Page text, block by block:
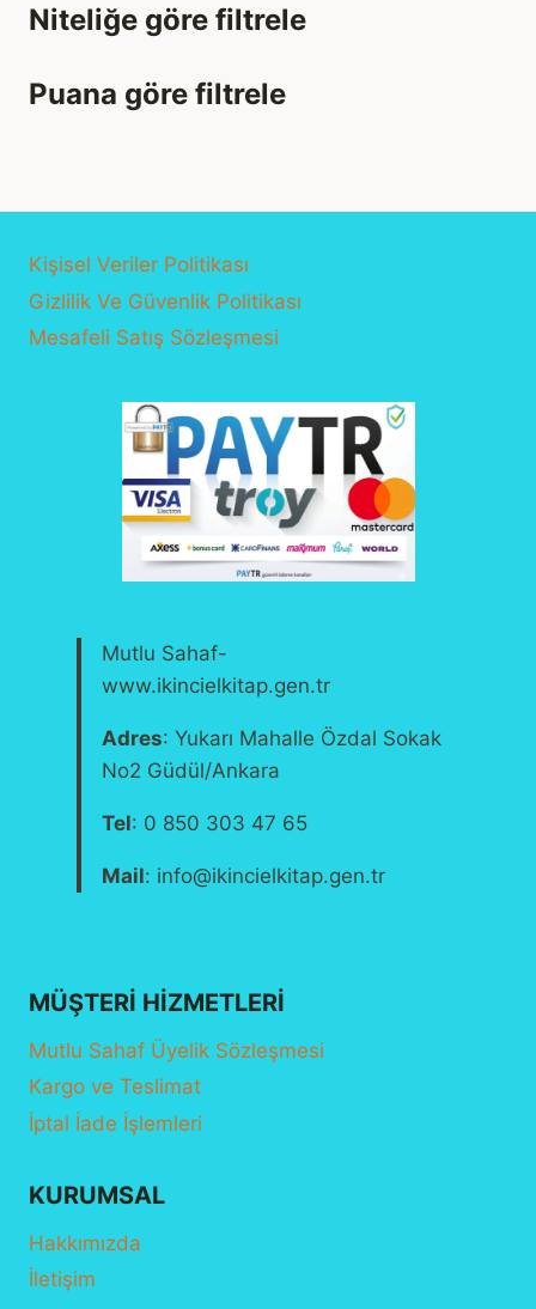
Niteliğe göre filtrele
Puana göre filtrele
Kişisel Veriler Politikası
Gizlilik Ve Güvenlik Politikası
Mesafeli Satış Sözleşmesi
Mutlu Sahaf-
www.ikincielkitap.gen.tr
Adres: Yukarı Mahalle Özdal Sokak
No2 Güdül/Ankara
Tel: 0 850 303 47 65
Mail: info@ikincielkitap.gen.tr
MÜŞTERI HIZMETLERI
Mutlu Sahaf Üyelik Sözleşmesi
Kargo ve Teslimat
İptal İade İşlemleri
KURUMSAL
Hakkımızda
İletişim